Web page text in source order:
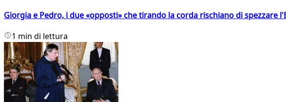
Giorgia e Pedro, i due «opposti» che tirando la corda rischiano di spezzare
1 min di lettura